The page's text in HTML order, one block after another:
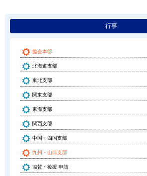
行事
協会本部
北海道支部
東北支部
関東支部
東海支部
関西支部
中国・四国支部
九州・山口支部
協賛・後援 申請